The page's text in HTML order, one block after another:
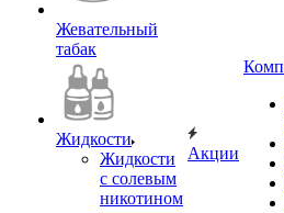
Жевательный
табак
Жидкости
Жидкости
с солевым
никотином
Акции